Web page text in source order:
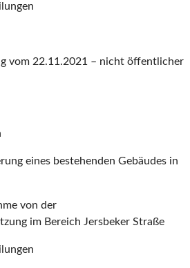
vom 22.11.2021 – nicht öffentlicher
eines bestehenden Gebäudes in
von der
im Bereich Jersbeker Straße